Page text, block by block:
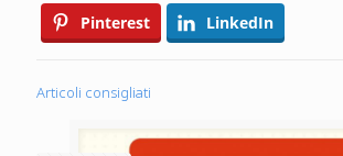
Pinterest LinkedIn
Articoli consigliati